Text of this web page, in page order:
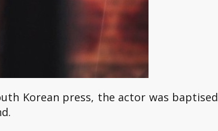
Korean press, the actor was baptised